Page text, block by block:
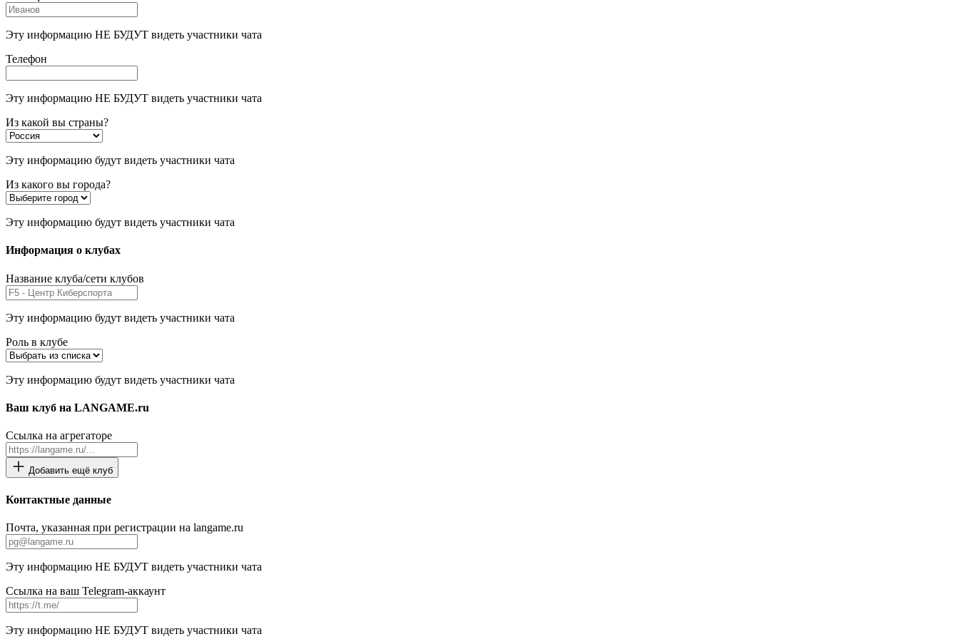
Эту информацию НЕ БУДУТ видеть участники чата
Телефон
Эту информацию НЕ БУДУТ видеть участники чата
Из какой вы страны?
Эту информацию будут видеть участники чата
Из какого вы города?
Эту информацию будут видеть участники чата
Информация о клубах
Название клуба/сети клубов
Эту информацию будут видеть участники чата
Роль в клубе
Эту информацию будут видеть участники чата
Ваш клуб на LANGAME.ru
Ссылка на агрегаторе
Добавить ещё клуб
Контактные данные
Почта, указанная при регистрации на langame.ru
Эту информацию НЕ БУДУТ видеть участники чата
Ссылка на ваш Telegram-аккаунт
Эту информацию НЕ БУДУТ видеть участники чата